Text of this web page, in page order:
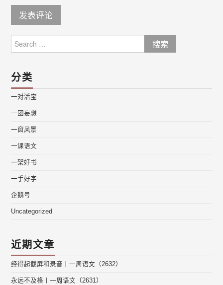
for:
分类
一对活宝
一团妄想
一窗风景
一课语文
一架好书
一手好字
企鹅号
Uncategorized
近期文章
经得起截屏和录音丨一周语文（2632）
永远不及格丨一周语文（2631）